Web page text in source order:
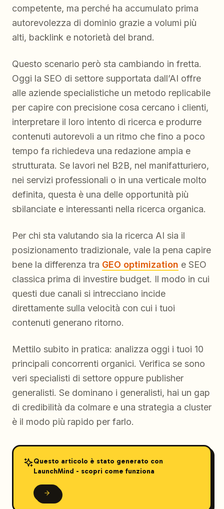
competente, ma perché ha accumulato prima
autorevolezza di dominio grazie a volumi più
alti, backlink e notorietà del brand.
Questo scenario però sta cambiando in fretta.
Oggi la SEO di settore supportata dall’AI offre
alle aziende specialistiche un metodo replicabile
per capire con precisione cosa cercano i clienti,
interpretare il loro intento di ricerca e produrre
contenuti autorevoli a un ritmo che fino a poco
tempo fa richiedeva una redazione ampia e
strutturata. Se lavori nel B2B, nel manifatturiero,
nei servizi professionali o in una verticale molto
definita, questa è una delle opportunità più
sbilanciate e interessanti nella ricerca organica.
Per chi sta valutando sia la ricerca AI sia il
posizionamento tradizionale, vale la pena capire
bene la differenza tra GEO optimization e SEO
classica prima di investire budget. Il modo in cui
questi due canali si intrecciano incide
direttamente sulla velocità con cui i tuoi
contenuti generano ritorno.
Mettilo subito in pratica: analizza oggi i tuoi 10
principali concorrenti organici. Verifica se sono
veri specialisti di settore oppure publisher
generalisti. Se dominano i generalisti, hai un gap
di credibilità da colmare e una strategia a cluster
è il modo più rapido per farlo.
Questo articolo è stato generato con
LaunchMind - scopri come funziona